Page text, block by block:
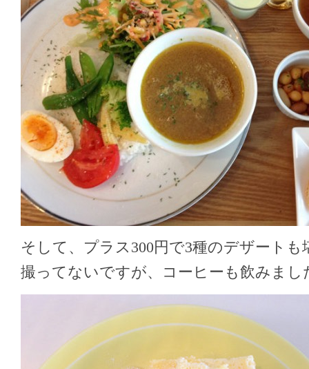
そして、プラス300円で3種のデザートも
撮ってないですが、コーヒーも飲みまし